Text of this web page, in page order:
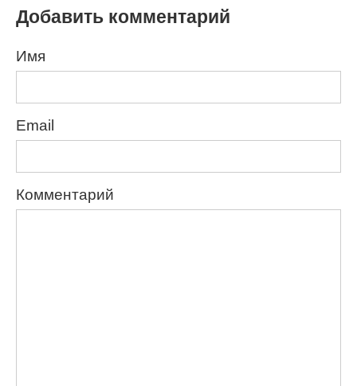
Добавить комментарий
Имя
Email
Комментарий